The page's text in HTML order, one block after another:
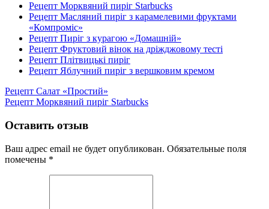
Рецепт Морквяний пиріг Starbucks
Рецепт Масляний пиріг з карамелевими фруктами
«Компроміс»
Рецепт Пиріг з курагою «Домашній»
Рецепт Фруктовий вінок на дріжджовому тесті
Рецепт Плітвицькі пиріг
Рецепт Яблучний пиріг з вершковим кремом
Рецепт Салат «Простий»
Рецепт Морквяний пиріг Starbucks
Оставить отзыв
Ваш адрес email не будет опубликован. Обязательные поля
помечены *